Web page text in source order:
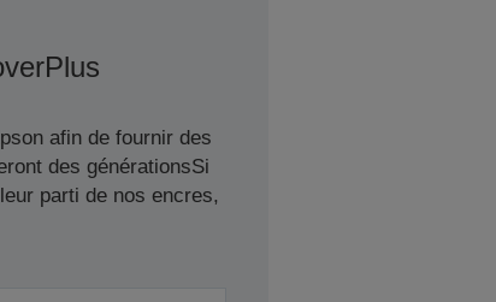
afin de fournir des
des générationsSi
parti de nos encres,